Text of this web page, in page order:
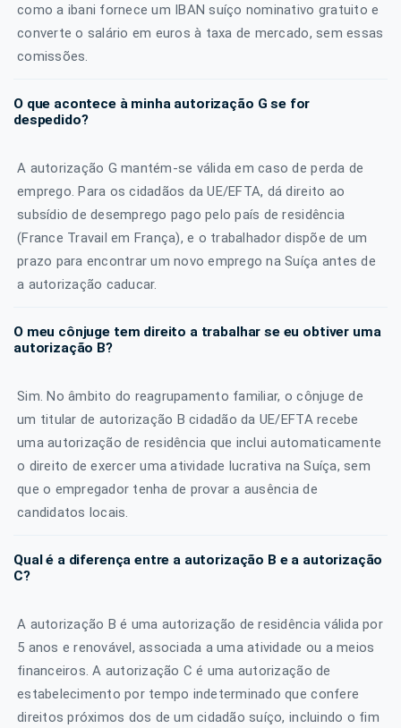
como a ibani fornece um IBAN suíço nominativo gratuito e
converte o salário em euros à taxa de mercado, sem essas
comissões.
O que acontece à minha autorização G se for
despedido?
A autorização G mantém-se válida em caso de perda de
emprego. Para os cidadãos da UE/EFTA, dá direito ao
subsídio de desemprego pago pelo país de residência
(France Travail em França), e o trabalhador dispõe de um
prazo para encontrar um novo emprego na Suíça antes de
a autorização caducar.
O meu cônjuge tem direito a trabalhar se eu obtiver uma
autorização B?
Sim. No âmbito do reagrupamento familiar, o cônjuge de
um titular de autorização B cidadão da UE/EFTA recebe
uma autorização de residência que inclui automaticamente
o direito de exercer uma atividade lucrativa na Suíça, sem
que o empregador tenha de provar a ausência de
candidatos locais.
Qual é a diferença entre a autorização B e a autorização
C?
A autorização B é uma autorização de residência válida por
5 anos e renovável, associada a uma atividade ou a meios
financeiros. A autorização C é uma autorização de
estabelecimento por tempo indeterminado que confere
direitos próximos dos de um cidadão suíço, incluindo o fim